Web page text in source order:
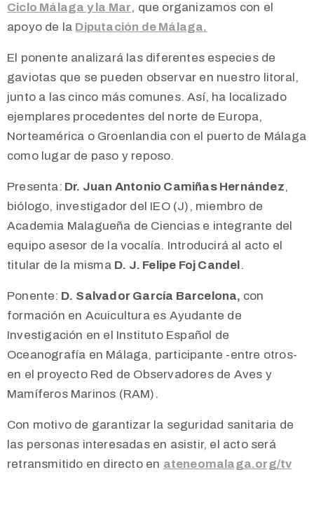
Ciclo Málaga y la Mar, que organizamos con el
apoyo de la Diputación de Málaga.
El ponente analizará las diferentes especies de
gaviotas que se pueden observar en nuestro litoral,
junto a las cinco más comunes. Así, ha localizado
ejemplares procedentes del norte de Europa,
Norteamérica o Groenlandia con el puerto de Málaga
como lugar de paso y reposo.
Presenta: Dr. Juan Antonio Camiñas Hernández,
biólogo, investigador del IEO (J), miembro de
Academia Malagueña de Ciencias e integrante del
equipo asesor de la vocalía. Introducirá al acto el
titular de la misma D. J. Felipe Foj Candel .
Ponente: D. Salvador García Barcelona, con
formación en Acuicultura es Ayudante de
Investigación en el Instituto Español de
Oceanografía en Málaga, participante -entre otros-
en el proyecto Red de Observadores de Aves y
Mamíferos Marinos (RAM).
Con motivo de garantizar la seguridad sanitaria de
las personas interesadas en asistir, el acto será
retransmitido en directo en ateneomalaga.org/tv